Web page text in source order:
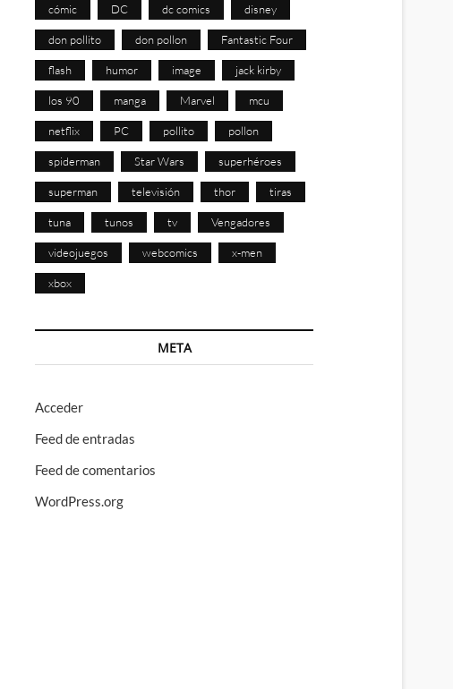
cómic DC dc comics disney
don pollito don pollon Fantastic Four
flash humor image jack kirby
los 90 manga Marvel mcu
netflix PC pollito pollon
spiderman Star Wars superhéroes
superman televisión thor tiras
tuna tunos tv Vengadores
videojuegos webcomics x-men
xbox
META
Acceder
Feed de entradas
Feed de comentarios
WordPress.org